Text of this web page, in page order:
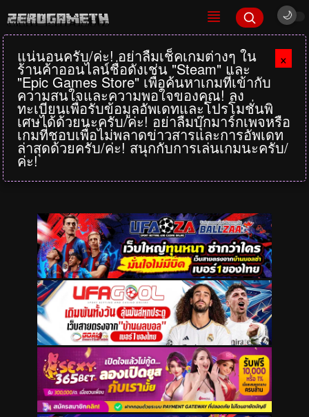
×
แน่นอนครับ/ค่ะ! อย่าลืมเช็คเกมต่างๆ ใน
ร้านค้าออนไลน์ชื่อดังเช่น "Steam" และ
"Epic Games Store" เพื่อค้นหาเกมที่เข้ากับ
ความสนใจและความพอใจของคุณ! ลง
ทะเบียนเพื่อรับข้อมูลอัพเดทและโปรโมชั่นพิ
เศษได้ด้วยนะครับ/ค่ะ! อย่าลืมบุ๊กมาร์กเพจหรือ
เกมที่ชอบเพื่อไม่พลาดข่าวสารและการอัพเดท
ล่าสุดด้วยครับ/ค่ะ! สนุกกับการเล่นเกมนะครับ/
ค่ะ!